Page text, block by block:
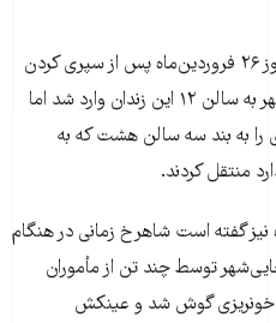
بنا به این گزارش، این فعال کارگری روز ۲۶ فروردين‌ماه پس از سپری کردن
۲۴ ساعت در قرنطينه زندان رجايی‌شهر به سالن ۱۲ اين زندان وارد شد اما
به بند سه سالن هشت که به
منتقل کردند.
گفته است شاهرخ زمانی در هنگام
توسط چند تن از مأموران
خونريزی گوش شد و عينکش